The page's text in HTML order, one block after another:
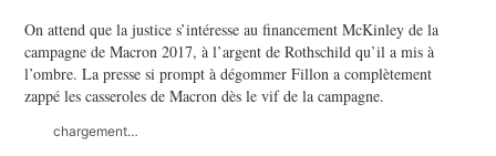
On attend que la justice s’intéresse au financement McKinley de la
campagne de Macron 2017, à l’argent de Rothschild qu’il a mis à
l’ombre. La presse si prompt à dégommer Fillon a complètement
zappé les casseroles de Macron dès le vif de la campagne.
chargement…